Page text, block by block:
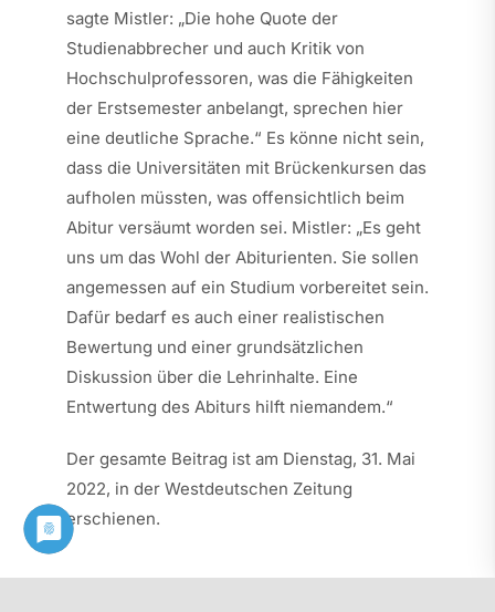
sagte Mistler: „Die hohe Quote der
Studienabbrecher und auch Kritik von
Hochschulprofessoren, was die Fähigkeiten
der Erstsemester anbelangt, sprechen hier
eine deutliche Sprache.“ Es könne nicht sein,
dass die Universitäten mit Brückenkursen das
aufholen müssten, was offensichtlich beim
Abitur versäumt worden sei. Mistler: „Es geht
uns um das Wohl der Abiturienten. Sie sollen
angemessen auf ein Studium vorbereitet sein.
Dafür bedarf es auch einer realistischen
Bewertung und einer grundsätzlichen
Diskussion über die Lehrinhalte. Eine
Entwertung des Abiturs hilft niemandem.“
Der gesamte Beitrag ist am Dienstag, 31. Mai
2022, in der Westdeutschen Zeitung
erschienen.